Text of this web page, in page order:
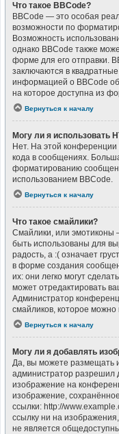
Что такое BBCode?
BBCode — это особая
возможности по
Возможность
однако BBCode также
форме для его отправки.
заключаются в
информацией о BBCode
на которое доступна из
Вернуться к началу
Могу ли я использовать
Нет. На этой
кода в сообщениях.
форматированию
использованием BBCode.
Вернуться к началу
Что такое смайлики?
Смайлики, или эмотиконы
быть использованы для
радость, а :( означает
в форме создания
их: они легко могут
может отредактировать
Администратор
смайликов, которое
Вернуться к началу
Могу ли я добавлять
Да, вы можете размещать
администратор разрешил
изображение на
изображение,
ссылки: http://
ссылку ни на
не является